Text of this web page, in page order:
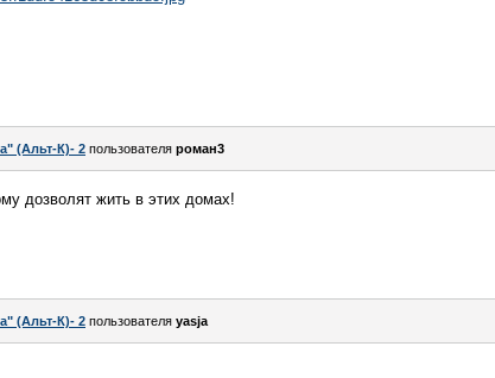
(Альт-К)- 2 пользователя роман3
дозволят жить в этих домах!
(Альт-К)- 2 пользователя yasja